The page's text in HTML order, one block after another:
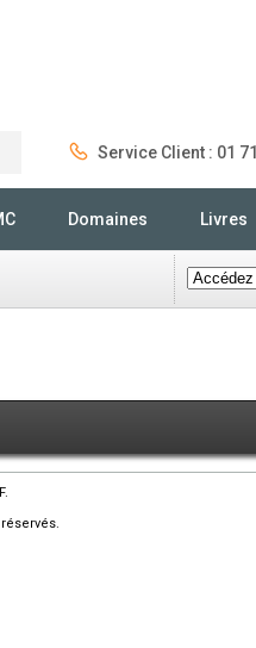
Service Client : 01
Domaines Livres